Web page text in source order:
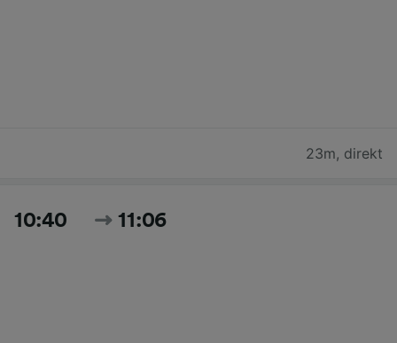
23m, direkt
10:40 11:06